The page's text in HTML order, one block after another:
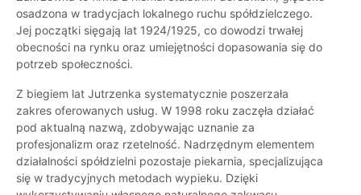
osadzona w tradycjach lokalnego ruchu spółdzielczego.
Jej początki sięgają lat 1924/1925, co dowodzi trwałej
obecności na rynku oraz umiejętności dopasowania się do
potrzeb społeczności.
Z biegiem lat Jutrzenka systematycznie poszerzała
zakres oferowanych usług. W 1998 roku zaczęła działać
pod aktualną nazwą, zdobywając uznanie za
profesjonalizm oraz rzetelność. Nadrzędnym elementem
działalności spółdzielni pozostaje piekarnia, specjalizująca
się w tradycyjnych metodach wypieku. Dzięki